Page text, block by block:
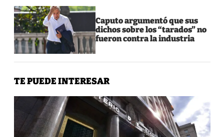
Caputo argumentó que sus
dichos sobre los “tarados” no
fueron contra la industria
TE PUEDE INTERESAR